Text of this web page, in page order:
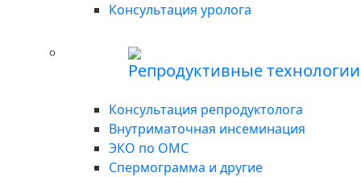
Консультация уролога
Репродуктивные технологии
Консультация репродуктолога
Внутриматочная инсеминация
ЭКО по ОМС
Спермограмма и другие